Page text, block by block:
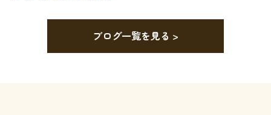
ブログ一覧を見る >